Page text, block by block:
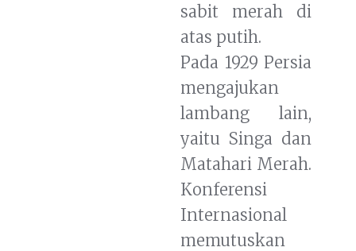
sabit merah di
atas putih.
Pada 1929 Persia
mengajukan
lambang lain,
yaitu Singa dan
Matahari Merah.
Konferensi
Internasional
memutuskan